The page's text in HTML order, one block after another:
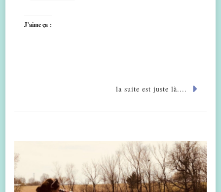
J’aime ça :
la suite est juste là....